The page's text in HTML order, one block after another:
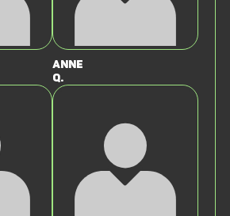
Anne
Q.